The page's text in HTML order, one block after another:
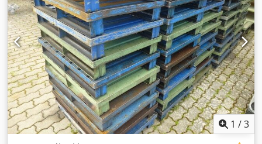
1 /3